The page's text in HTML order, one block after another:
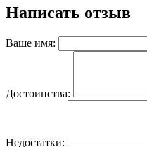
Написать отзыв
Ваше имя:
Достоинства:
Недостатки: